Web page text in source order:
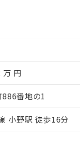
円
番地の1
小野駅 徒歩16分